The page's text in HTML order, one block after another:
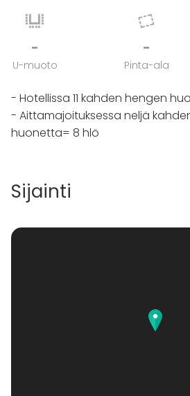
-
U-muoto
-
Pinta-ala
- Hotellissa 11 kahden hengen
- Aittamajoituksessa neljä
huonetta= 8 hlö
Sijainti